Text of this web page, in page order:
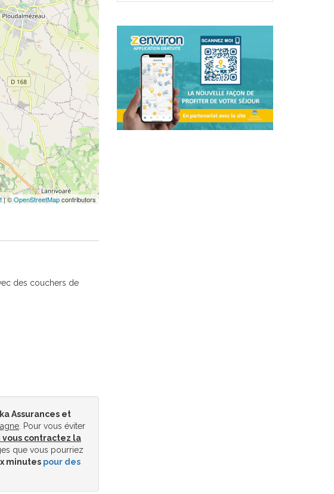
| ©OpenStreetMapcontributors
des couchers de
Assurances et
. Pour vous éviter
vous contractez la
que vous pourriez
minutes pour des